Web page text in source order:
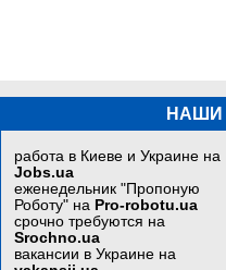
НАШИ
работа в Киеве и Украине на
Jobs.ua
еженедельник "Пропоную
Роботу" на Pro-robotu.ua
срочно требуются на
Srochno.ua
вакансии в Украине на